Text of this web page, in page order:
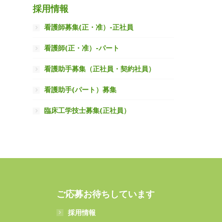
採用情報
看護師募集(正・准）-正社員
看護師(正・准）-パート
看護助手募集（正社員・契約社員）
看護助手(パート）募集
臨床工学技士募集(正社員）
ご応募お待ちしています
採用情報